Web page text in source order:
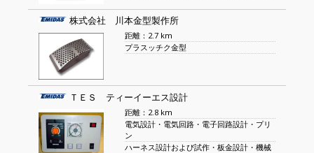
株式会社 川本金型製作所
距離：2.7 km
プラスッチク金型
ＴＥＳ ティーイーエス設計
距離：2.8 km
電気設計・電気回路・電子回路設計・プリ
ン
ハーネス設計および試作・板金設計・機械